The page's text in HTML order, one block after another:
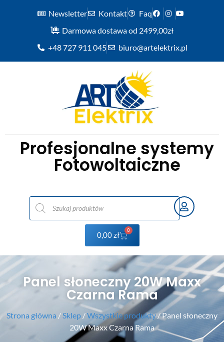
Newsletter Kontakt
Faq
Darmowa dostawa od 2499,00zł
+48 727 911 045
biuro@artelektrix.pl
Profesjonalne systemy
Fotowoltaiczne
0,00zł
0
Panel słoneczny 20W Maxx
Czarna Rama
Strona główna / Sklep /Wszystkie produkty/ Panel słoneczny
20W Maxx Czarna Rama